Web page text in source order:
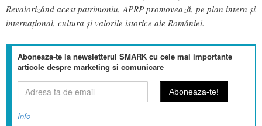
Revalorizând acest patrimoniu, APRP promovează, pe plan intern și
internațional, cultura și valorile istorice ale României.
Aboneaza-te la newsletterul SMARK cu cele mai importante
articole despre marketing si comunicare
Info